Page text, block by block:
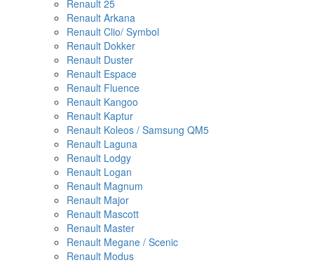
Renault 25
Renault Arkana
Renault Clio/ Symbol
Renault Dokker
Renault Duster
Renault Espace
Renault Fluence
Renault Kangoo
Renault Kaptur
Renault Koleos / Samsung QM5
Renault Laguna
Renault Lodgy
Renault Logan
Renault Magnum
Renault Major
Renault Mascott
Renault Master
Renault Megane / Scenic
Renault Modus